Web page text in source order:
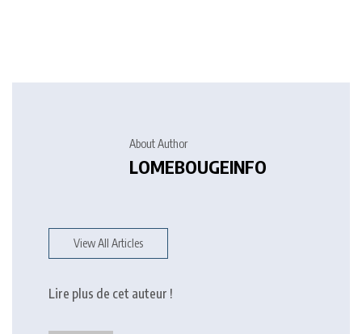
About Author
LOMEBOUGEINFO
View All Articles
Lire plus de cet auteur !